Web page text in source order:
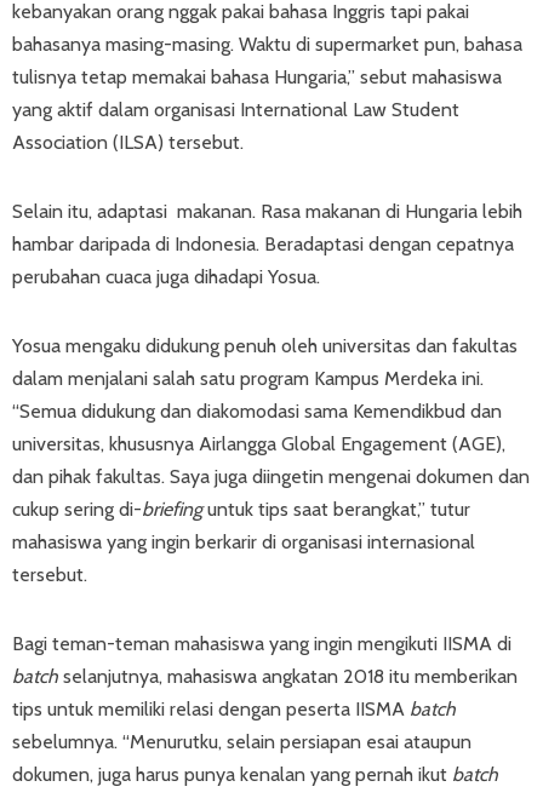
kebanyakan orang nggak pakai bahasa Inggris tapi pakai
bahasanya masing-masing. Waktu di supermarket pun, bahasa
tulisnya tetap memakai bahasa Hungaria,” sebut mahasiswa
yang aktif dalam organisasi International Law Student
Association (ILSA) tersebut.
Selain itu, adaptasi makanan. Rasa makanan di Hungaria lebih
hambar daripada di Indonesia. Beradaptasi dengan cepatnya
perubahan cuaca juga dihadapi Yosua.
Yosua mengaku didukung penuh oleh universitas dan fakultas
dalam menjalani salah satu program Kampus Merdeka ini.
“Semua didukung dan diakomodasi sama Kemendikbud dan
universitas, khususnya Airlangga Global Engagement (AGE),
dan pihak fakultas. Saya juga diingetin mengenai dokumen dan
cukup sering di-briefinguntuk tips saat berangkat,” tutur
mahasiswa yang ingin berkarir di organisasi internasional
tersebut.
Bagi teman-teman mahasiswa yang ingin mengikuti IISMA di
batch selanjutnya, mahasiswa angkatan 2018 itu memberikan
tips untuk memiliki relasi dengan peserta IISMA batch
sebelumnya. “Menurutku, selain persiapan esai ataupun
dokumen, juga harus punya kenalan yang pernah ikut batch